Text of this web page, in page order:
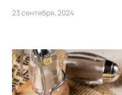
23 сентября, 2024